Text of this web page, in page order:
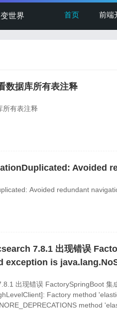
世界 首页 前端
数据库所有表注释
所有表注释
Avoided
Avoided redundant
7.8.1 出现错误
is
出现错误 FactorySpringBoot
Factory method
method